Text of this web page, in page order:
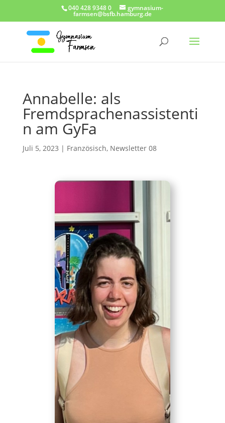
040 428 9348 0 gymnasium-
farmsen@bsfb.hamburg.de
Annabelle: als
Fremdsprachenassistenti
n am GyFa
Juli 5, 2023 | Französisch, Newsletter 08